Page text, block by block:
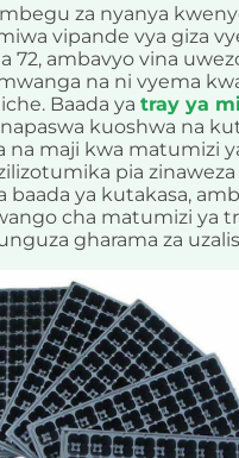
za nyanya
vipande vya giza
72, ambavyo vina
na ni vyema
Baada ya tray ya
kuoshwa na
na maji kwa matumizi
pia zinaweza
ya kutakasa,
cha matumizi ya
gharama za